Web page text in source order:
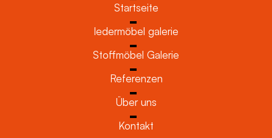
Startseite
ledermöbel galerie
Stoffmöbel Galerie
Referenzen
Über uns
Kontakt